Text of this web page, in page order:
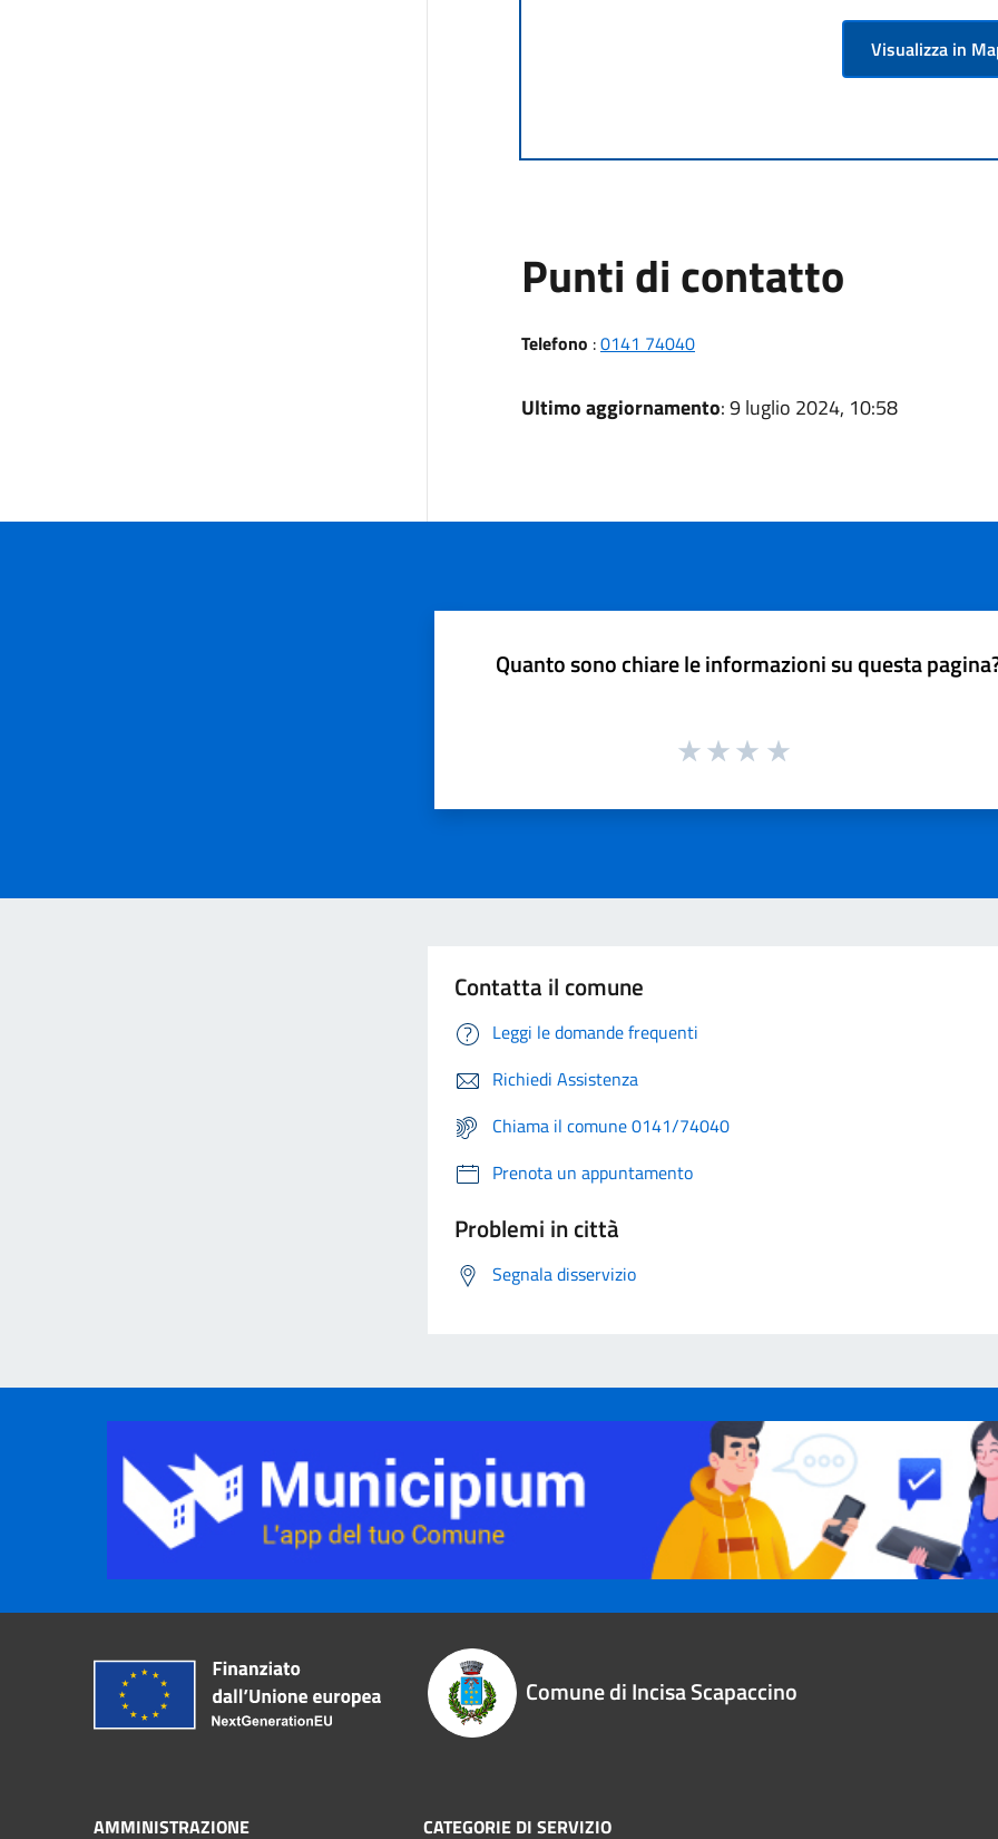
Visualizza in
Punti di contatto
Telefono :0141 74040
Ultimo aggiornamento: 9 luglio 2024, 10:58
Quanto sono chiare le informazioni su questa
Contatta il comune
Leggi le domande frequenti
Richiedi Assistenza
Chiama il comune 0141/74040
Prenota un appuntamento
Problemi in città
Segnala disservizio
Comune di Incisa Scapaccino
AMMINISTRAZIONE CATEGORIE DI SERVIZIO